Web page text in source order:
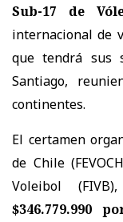
Sub-17 de
internacional de
que tendrá sus
Santiago,
continentes.
El certamen
de Chile
Voleibol
$346.779.990